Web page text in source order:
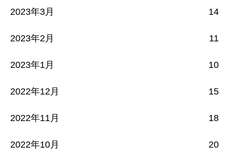
2023年3月 14
2023年2月 11
2023年1月 10
2022年12月 15
2022年11月 18
2022年10月 20